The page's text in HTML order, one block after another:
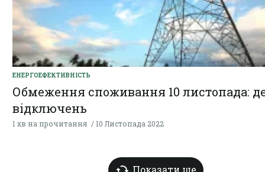
ЕНЕРГОЕФЕКТИВНІСТЬ
Обмеження споживання 10 листопада:
відключень
1 хв на прочитання 10 Листопада 2022
Показати ще